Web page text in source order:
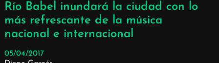
Río Babel inundará la ciudad con lo
más refrescante de la música
nacional e internacional
05/04/2017